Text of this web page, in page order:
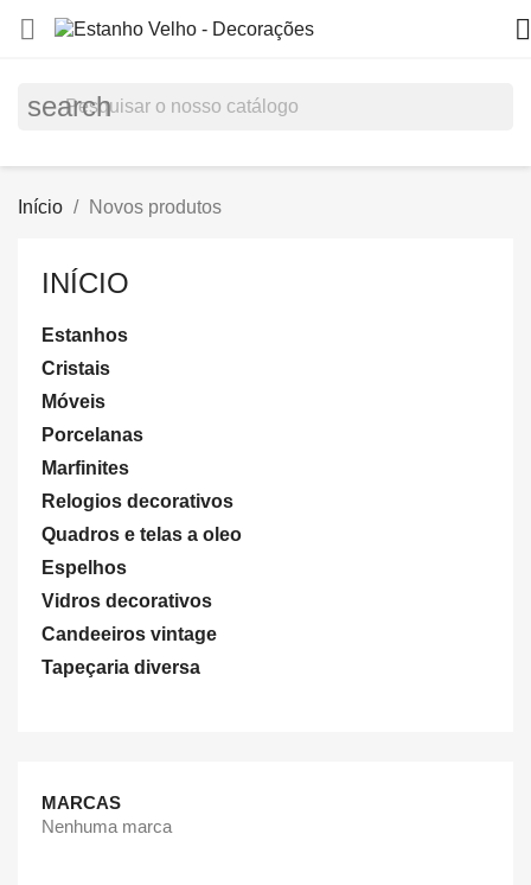
 
search
Início Novos produtos
INÍCIO
Estanhos
Cristais
Móveis
Porcelanas
Marfinites
Relogios decorativos
Quadros e telas a oleo
Espelhos
Vidros decorativos
Candeeiros vintage
Tapeçaria diversa
MARCAS
Nenhuma marca